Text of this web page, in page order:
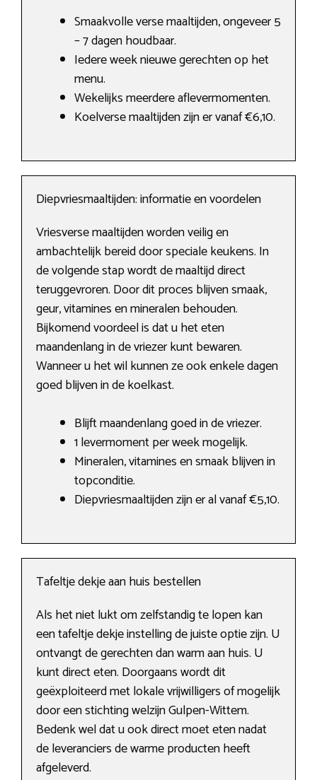
Smaakvolle verse maaltijden, ongeveer 5
– 7 dagen houdbaar.
Iedere week nieuwe gerechten op het
menu.
Wekelijks meerdere aflevermomenten.
Koelverse maaltijden zijn er vanaf €6,10.
Diepvriesmaaltijden: informatie en voordelen
Vriesverse maaltijden worden veilig en
ambachtelijk bereid door speciale keukens. In
de volgende stap wordt de maaltijd direct
teruggevroren. Door dit proces blijven smaak,
geur, vitamines en mineralen behouden.
Bijkomend voordeel is dat u het eten
maandenlang in de vriezer kunt bewaren.
Wanneer u het wil kunnen ze ook enkele dagen
goed blijven in de koelkast.
Blijft maandenlang goed in de vriezer.
1 levermoment per week mogelijk.
Mineralen, vitamines en smaak blijven in
topconditie.
Diepvriesmaaltijden zijn er al vanaf €5,10.
Tafeltje dekje aan huis bestellen
Als het niet lukt om zelfstandig te lopen kan
een tafeltje dekje instelling de juiste optie zijn. U
ontvangt de gerechten dan warm aan huis. U
kunt direct eten. Doorgaans wordt dit
geëxploiteerd met lokale vrijwilligers of mogelijk
door een stichting welzijn Gulpen-Wittem.
Bedenk wel dat u ook direct moet eten nadat
de leveranciers de warme producten heeft
afgeleverd.